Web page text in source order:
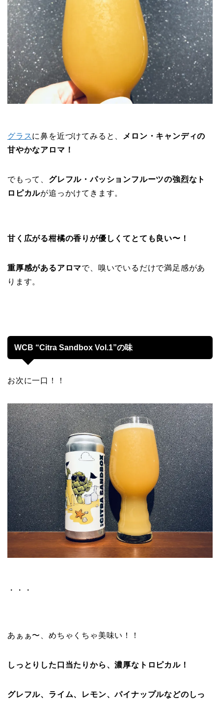
グラスに鼻を近づけてみると、
メロン・キャンディの
甘やかなアロマ！
でもって、 グレフル・パッションフルーツの強烈なト
ロピカルが追っかけてきます。
甘く広がる柑橘の香りが優しくてとても良い〜！
重厚感があるアロマで、嗅いでいるだけで満足感があ
ります。
WCB “Citra Sandbox Vol.1”の味
お次に一口！！
・・・
あぁぁ〜、めちゃくちゃ美味い！！
しっとりした口当たりから、濃厚なトロピカル！
グレフル、ライム、レモン、パイナップルなどのしっ